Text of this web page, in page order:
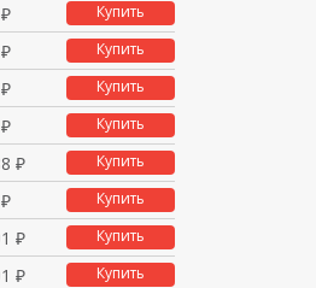
Купить
Купить
Купить
Купить
₽ Купить
Купить
₽ Купить
₽ Купить